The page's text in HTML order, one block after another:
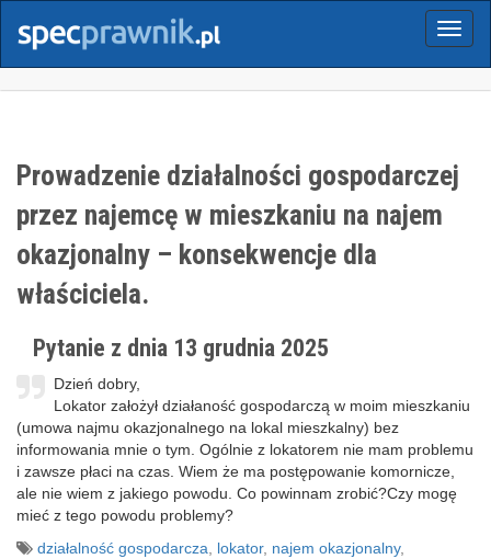
Menu
Prowadzenie działalności gospodarczej
przez najemcę w mieszkaniu na najem
okazjonalny – konsekwencje dla
właściciela.
Pytanie z dnia 13 grudnia 2025
Dzień dobry,
Lokator założył działaność gospodarczą w moim mieszkaniu
(umowa najmu okazjonalnego na lokal mieszkalny) bez
informowania mnie o tym. Ogólnie z lokatorem nie mam problemu
i zawsze płaci na czas. Wiem że ma postępowanie komornicze,
ale nie wiem z jakiego powodu. Co powinnam zrobić?Czy mogę
mieć z tego powodu problemy?
działalność gospodarcza
lokator, najem okazjonalny,